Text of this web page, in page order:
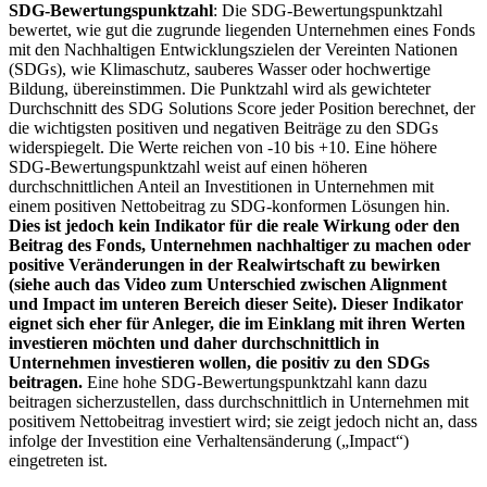
SDG-Bewertungspunktzahl: Die SDG-Bewertungspunktzahl
bewertet, wie gut die zugrunde liegenden Unternehmen eines Fonds
mit den Nachhaltigen Entwicklungszielen der Vereinten Nationen
(SDGs), wie Klimaschutz, sauberes Wasser oder hochwertige
Bildung, übereinstimmen. Die Punktzahl wird als gewichteter
Durchschnitt des SDG Solutions Score jeder Position berechnet, der
die wichtigsten positiven und negativen Beiträge zu den SDGs
widerspiegelt. Die Werte reichen von -10 bis +10. Eine höhere
SDG-Bewertungspunktzahl weist auf einen höheren
durchschnittlichen Anteil an Investitionen in Unternehmen mit
einem positiven Nettobeitrag zu SDG-konformen Lösungen hin.
Dies ist jedoch kein Indikator für die reale Wirkung oder den
Beitrag des Fonds, Unternehmen nachhaltiger zu machen oder
positive Veränderungen in der Realwirtschaft zu bewirken
(siehe auch das Video zum Unterschied zwischen Alignment
und Impact im unteren Bereich dieser Seite). Dieser Indikator
eignet sich eher für Anleger, die im Einklang mit ihren Werten
investieren möchten und daher durchschnittlich in
Unternehmen investieren wollen, die positiv zu den SDGs
beitragen. Eine hohe SDG-Bewertungspunktzahl kann dazu
beitragen sicherzustellen, dass durchschnittlich in Unternehmen mit
positivem Nettobeitrag investiert wird; sie zeigt jedoch nicht an, dass
infolge der Investition eine Verhaltensänderung („Impact“)
eingetreten ist.